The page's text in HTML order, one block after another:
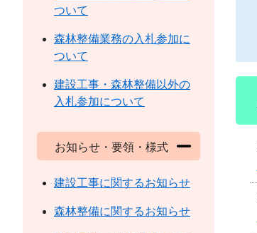
ついて
森林整備業務の入札参加に
ついて
建設工事・森林整備以外の
入札参加について
お知らせ・要領・様式
建設工事に関するお知らせ
森林整備に関するお知らせ